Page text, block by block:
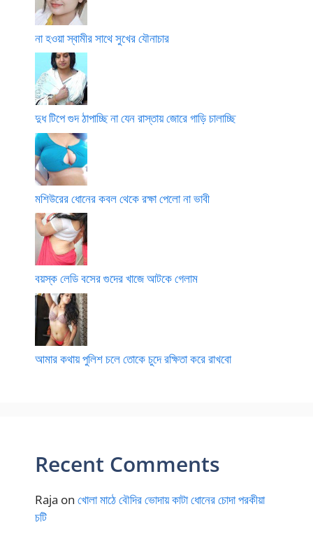
না হওয়া স্বামীর সাথে সুখের যৌনাচার
দুধ টিপে গুদ ঠাপাচ্ছি না যেন রাস্তায় জোরে গাড়ি চালাচ্ছি
মশিউরের ধোনের কবল থেকে রক্ষা পেলো না ভাবী
বয়স্ক লেডি বসের গুদের খাজে আটকে গেলাম
আমার কথায় পুলিশ চলে তোকে চুদে রক্ষিতা করে রাখবো
Recent Comments
Raja on খোলা মাঠে বৌদির ভোদায় কাটা ধোনের চোদা পরকীয়া
চটি